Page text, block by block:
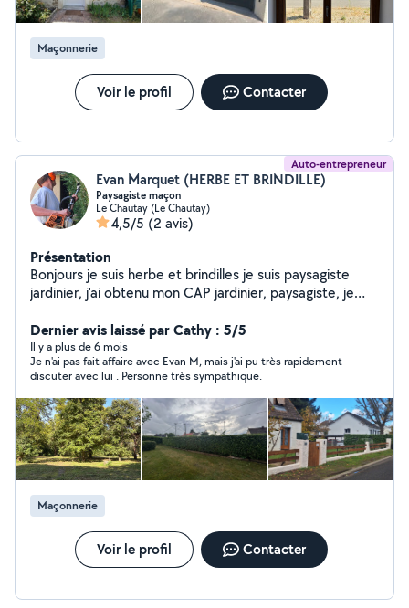
Maçonnerie
Voir le profil Contacter
Auto-entrepreneur
Evan Marquet (HERBE ET BRINDILLE)
Paysagiste maçon
Le Chautay (Le Chautay)
4,5/5 (2 avis)
Présentation
Bonjours je suis herbe et brindilles je suis paysagiste
jardinier, j'ai obtenu mon CAP jardinier, paysagiste, je
débroussaillage du désherbage, ainsi que de la tonte et
de la taille d'arbres et arbre fruitier je sais réaliser
quelques petits travaux de maçonnerie paysagère ,
telles que le pavage et dallage ainsi que de la clôture.
Je me suis répartis sur deux autres filières la garde
d'enfants et le nettoyage de voiture pour m'en sortir
dans la vie pour être honnête avec vous.
Dernier avis laissé par Cathy : 5/5
Il y a plus de 6 mois
Je n'ai pas fait affaire avec Evan M, mais j'ai pu très rapidement
discuter avec lui . Personne très sympathique.
Maçonnerie
Voir le profil Contacter